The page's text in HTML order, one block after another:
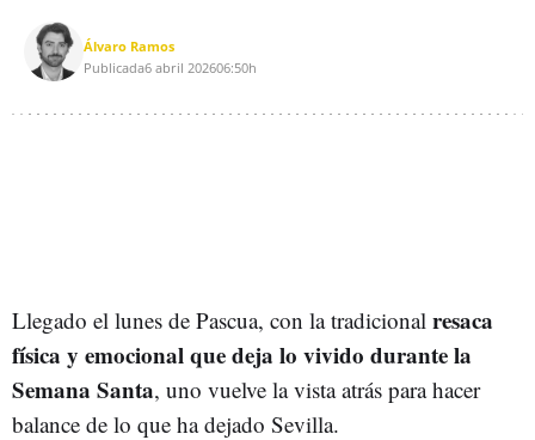
Álvaro Ramos
Publicada6 abril 202606:50h
Llegado el lunes de Pascua, con la tradicional resaca
física y emocional que deja lo vivido durante la
Semana Santa, uno vuelve la vista atrás para hacer
balance de lo que ha dejado Sevilla.